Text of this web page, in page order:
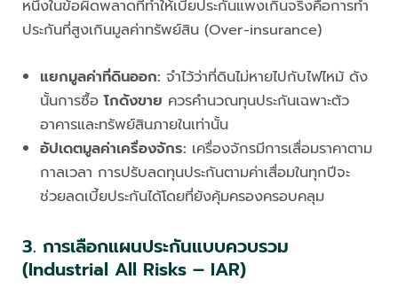
หนึ่งในข้อผิดพลาดที่ทำให้เบี้ยประกันแพงเกินจริงคือการทำ
ประกันที่สูงเกินมูลค่าทรัพย์สิน (Over-insurance)
แยกมูลค่าที่ดินออก: จำไว้ว่าที่ดินไม่หายไปกับไฟไหม้ ดัง
นั้นการซื้อโกดังขาย ควรคำนวณทุนประกันเฉพาะตัว
อาคารและทรัพย์สินภายในเท่านั้น
อัปเดตมูลค่าเครื่องจักร: เครื่องจักรมีการเสื่อมราคาตาม
กาลเวลา การปรับลดทุนประกันตามค่าเสื่อมในทุกปีจะ
ช่วยลดเบี้ยประกันได้โดยที่ยังคุ้มครองครอบคลุม
3. การเลือกแผนประกันแบบควบรวม
(Industrial All Risks – IAR)